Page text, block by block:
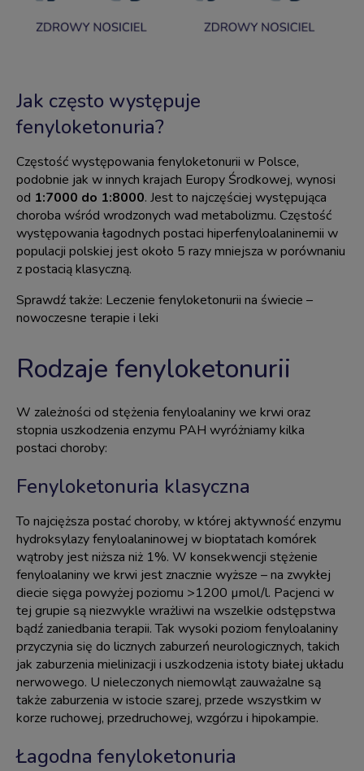
Jak często występuje
fenyloketonuria?
Częstość występowania fenyloketonurii w Polsce,
podobnie jak w innych krajach Europy Środkowej, wynosi
od 1:7000 do 1:8000. Jest to najczęściej występująca
choroba wśród wrodzonych wad metabolizmu. Częstość
występowania łagodnych postaci hiperfenyloalaninemii w
populacji polskiej jest około 5 razy mniejsza w porównaniu
z postacią klasyczną.
Sprawdź także: Leczenie fenyloketonurii na świecie –
nowoczesne terapie i leki
Rodzaje fenyloketonurii
W zależności od stężenia fenyloalaniny we krwi oraz
stopnia uszkodzenia enzymu PAH wyróżniamy kilka
postaci choroby:
Fenyloketonuria klasyczna
To najcięższa postać choroby, w której aktywność enzymu
hydroksylazy fenyloalaninowej w bioptatach komórek
wątroby jest niższa niż 1%. W konsekwencji stężenie
fenyloalaniny we krwi jest znacznie wyższe – na zwykłej
diecie sięga powyżej poziomu >1200 µmol/l. Pacjenci w
tej grupie są niezwykle wrażliwi na wszelkie odstępstwa
bądź zaniedbania terapii. Tak wysoki poziom fenyloalaniny
przyczynia się do licznych zaburzeń neurologicznych, takich
jak zaburzenia mielinizacji i uszkodzenia istoty białej układu
nerwowego. U nieleczonych niemowląt zauważalne są
także zaburzenia w istocie szarej, przede wszystkim w
korze ruchowej, przedruchowej, wzgórzu i hipokampie.
Łagodna fenyloketonuria